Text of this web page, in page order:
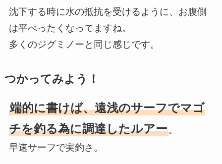
沈下する時に水の抵抗を受けるように、お腹側
は平べったくなってますね。
多くのジグミノーと同じ感じです。
つかってみよう！
端的に書けば、遠浅のサーフでマゴ
チを釣る為に調達したルアー。
早速サーフで実釣さ。